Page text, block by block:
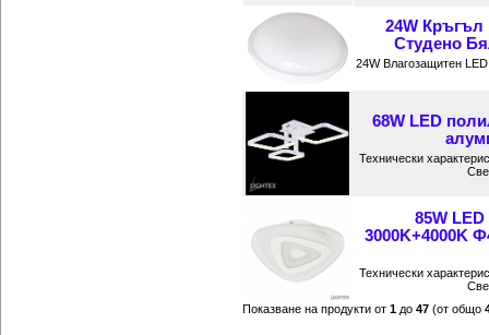
24W
Студено
24W Влагозащитен
68W LED
Технически
85W
3000K+4000K
Технически
Показване на продукти от 1до 47(от общо